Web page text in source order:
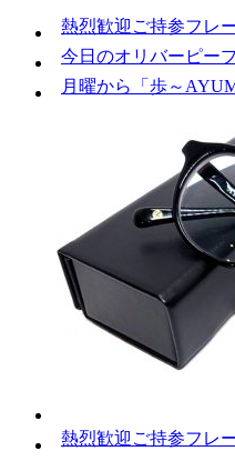
熱烈歓迎ご持参フレ
今日のオリバーピー
月曜から「歩～
熱烈歓迎ご持参フレ